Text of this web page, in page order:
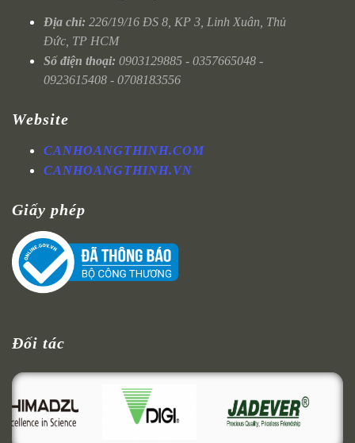
Địa chỉ: 226/19/16 ĐS 8, KP 3, Linh Xuân, Thủ
Đức, TP HCM
Số điện thoại: 0903129885 - 0357665048 -
0923615408 - 0708183556
Website
CANHOANGTHINH.COM
CANHOANGTHINH.VN
Giấy phép
Đối tác